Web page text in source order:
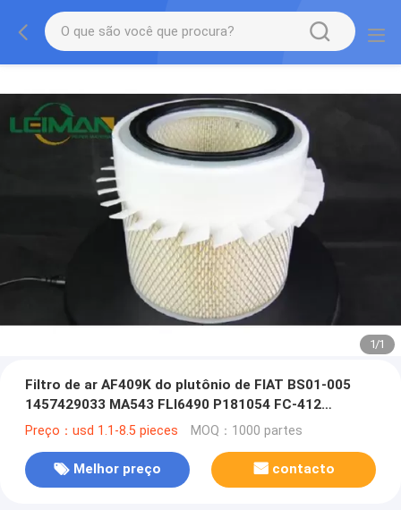
1/1
Filtro de ar AF409K do plutônio de FIAT BS01-005
1457429033 MA543 FLI6490 P181054 FC-412
HP461K
Preço：usd 1.1-8.5 pieces MOQ：1000 partes
Melhor preço contacto